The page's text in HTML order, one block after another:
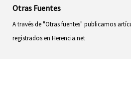
Otras Fuentes
A través de "Otras fuentes" publicamos
registrados en Herencia.net